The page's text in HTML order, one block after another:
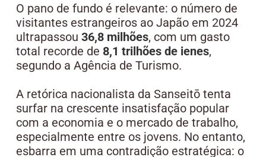
O pano de fundo é relevante: o número de
visitantes estrangeiros ao Japão em 2024
ultrapassou 36,8 milhões, com um gasto
total recorde de 8,1 trilhões de ienes,
segundo a Agência de Turismo.
A retórica nacionalista da Sanseitō tenta
surfar na crescente insatisfação popular
com a economia e o mercado de trabalho,
especialmente entre os jovens. No entanto,
esbarra em uma contradição estratégica: o